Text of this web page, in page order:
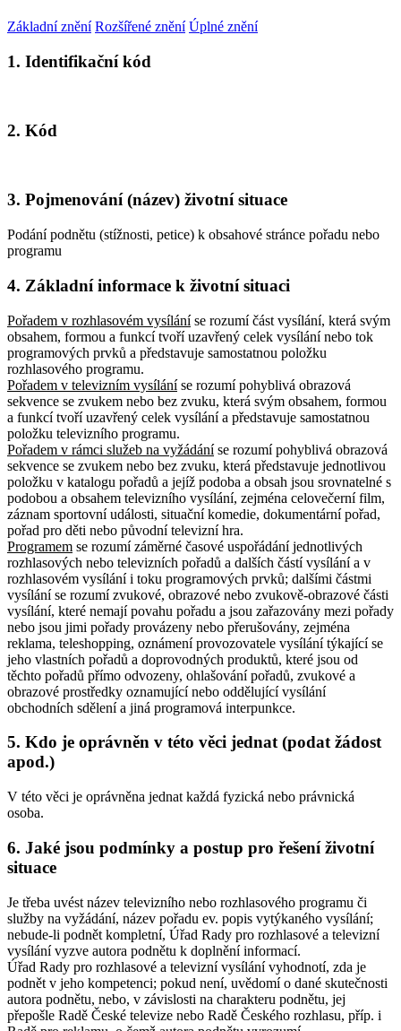
Základní znění Rozšířené znění Úplné znění
1. Identifikační kód
2. Kód
3. Pojmenování (název) životní situace
Podání podnětu (stížnosti, petice) k obsahové stránce pořadu nebo
programu
4. Základní informace k životní situaci
Pořadem v rozhlasovém vysíláníse rozumí část vysílání, která svým
obsahem, formou a funkcí tvoří uzavřený celek vysílání nebo tok
programových prvků a představuje samostatnou položku
rozhlasového programu.
Pořadem v televizním vysíláníse rozumí pohyblivá obrazová
sekvence se zvukem nebo bez zvuku, která svým obsahem, formou
a funkcí tvoří uzavřený celek vysílání a představuje samostatnou
položku televizního programu.
Pořadem v rámci služeb na vyžádáníse rozumí pohyblivá obrazová
sekvence se zvukem nebo bez zvuku, která představuje jednotlivou
položku v katalogu pořadů a jejíž podoba a obsah jsou srovnatelné s
podobou a obsahem televizního vysílání, zejména celovečerní film,
záznam sportovní události, situační komedie, dokumentární pořad,
pořad pro děti nebo původní televizní hra.
Programem se rozumí záměrné časové uspořádání jednotlivých
rozhlasových nebo televizních pořadů a dalších částí vysílání a v
rozhlasovém vysílání i toku programových prvků; dalšími částmi
vysílání se rozumí zvukové, obrazové nebo zvukově-obrazové části
vysílání, které nemají povahu pořadu a jsou zařazovány mezi pořady
nebo jsou jimi pořady provázeny nebo přerušovány, zejména
reklama, teleshopping, oznámení provozovatele vysílání týkající se
jeho vlastních pořadů a doprovodných produktů, které jsou od
těchto pořadů přímo odvozeny, ohlašování pořadů, zvukové a
obrazové prostředky oznamující nebo oddělující vysílání
obchodních sdělení a jiná programová interpunkce.
5. Kdo je oprávněn v této věci jednat (podat žádost
apod.)
V této věci je oprávněna jednat každá fyzická nebo právnická
osoba.
6. Jaké jsou podmínky a postup pro řešení životní
situace
Je třeba uvést název televizního nebo rozhlasového programu či
služby na vyžádání, název pořadu ev. popis vytýkaného vysílání;
nebude-li podnět kompletní, Úřad Rady pro rozhlasové a televizní
vysílání vyzve autora podnětu k doplnění informací.
Úřad Rady pro rozhlasové a televizní vysílání vyhodnotí, zda je
podnět v jeho kompetenci; pokud není, uvědomí o dané skutečnosti
autora podnětu, nebo, v závislosti na charakteru podnětu, jej
přepošle Radě České televize nebo Radě Českého rozhlasu, příp. i